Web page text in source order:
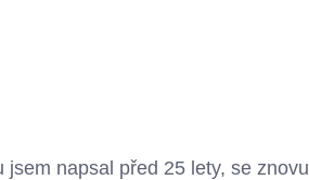
napsal před 25 lety, se